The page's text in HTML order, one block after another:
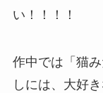
い！！！！
作中では「猫
しには、大好